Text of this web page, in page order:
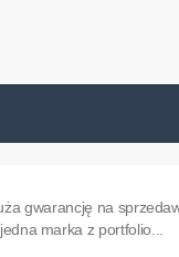
gwarancję na
marka z portfolio...